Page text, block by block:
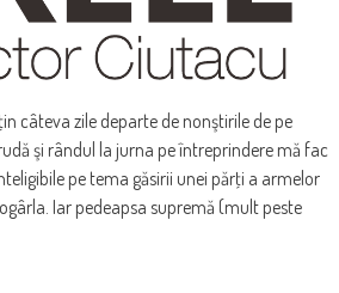
câteva zile departe de nonştirile de pe
şi rândul la jurna pe întreprindere mă fac
pe tema găsirii unei părţi a armelor
Iar pedeapsa supremă (mult peste